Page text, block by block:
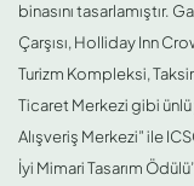
binasını tasarlamıştır.
Çarşısı, Holliday Inn
Turizm Kompleksi,
Ticaret Merkezi gibi ünlü
Alışveriş Merkezi” ile
İyi Mimari Tasarım